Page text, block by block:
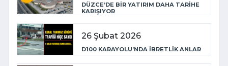
DÜZCE’DE BİR YATIRIM DAHA TARİHE
KARIŞIYOR
26 Şubat 2026
D100 KARAYOLU’NDA İBRETLİK ANLAR